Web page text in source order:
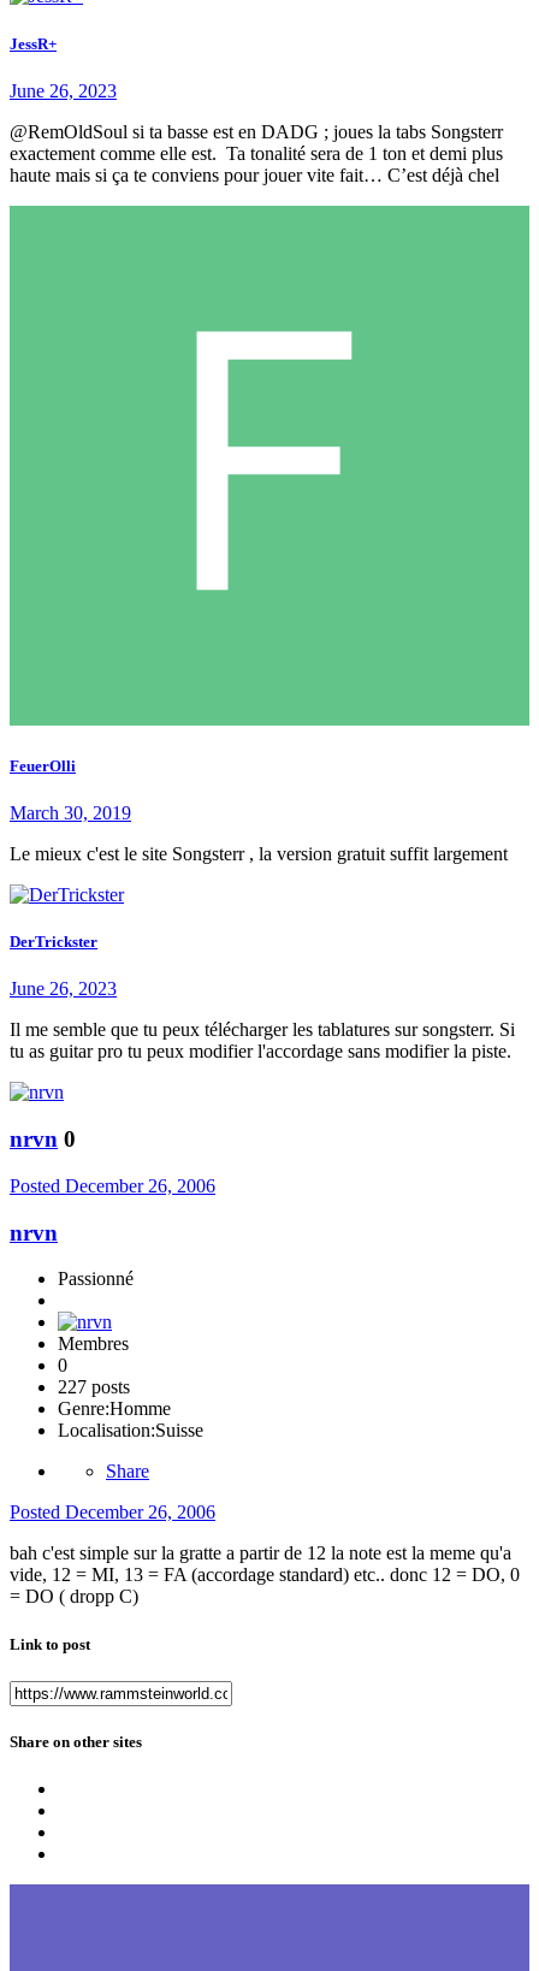
JessR+
June 26, 2023
@RemOldSoul si ta basse est en DADG ; joues la tabs Songsterr
exactement comme elle est. Ta tonalité sera de 1 ton et demi plus
haute mais si ça te conviens pour jouer vite fait… C’est déjà chel
FeuerOlli
March 30, 2019
Le mieux c'est le site Songsterr , la version gratuit suffit largement
DerTrickster
June 26, 2023
Il me semble que tu peux télécharger les tablatures sur songsterr. Si
tu as guitar pro tu peux modifier l'accordage sans modifier la piste.
nrvn 0
Posted December 26, 2006
nrvn
Passionné
Membres
0
227 posts
Genre:Homme
Localisation:Suisse
Share
Posted December 26, 2006
bah c'est simple sur la gratte a partir de 12 la note est la meme qu'a
vide, 12 = MI, 13 = FA (accordage standard) etc.. donc 12 = DO, 0
= DO ( dropp C)
Link to post
Share on other sites